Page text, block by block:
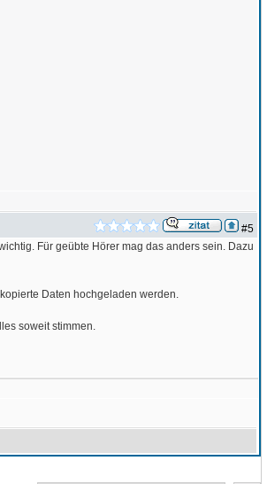
#5
Für geübte Hörer mag das anders sein. Dazu
Daten hochgeladen werden.
soweit stimmen.